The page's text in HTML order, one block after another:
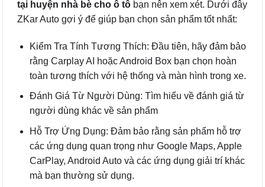
tại huyện nhà bè cho ô tô bạn nên xem xét. Dưới đây
ZKar Auto gợi ý để giúp bạn chọn sản phẩm tốt nhất:
Kiểm Tra Tính Tương Thích: Đầu tiên, hãy đảm bảo
rằng Carplay AI hoặc Android Box bạn chọn hoàn
toàn tương thích với hệ thống và màn hình trong xe.
Đánh Giá Từ Người Dùng: Tìm hiểu về đánh giá từ
người dùng khác về sản phẩm
Hỗ Trợ Ứng Dụng: Đảm bảo rằng sản phẩm hỗ trợ
các ứng dụng quan trọng như Google Maps, Apple
CarPlay, Android Auto và các ứng dụng giải trí khác
mà bạn thường sử dụng.